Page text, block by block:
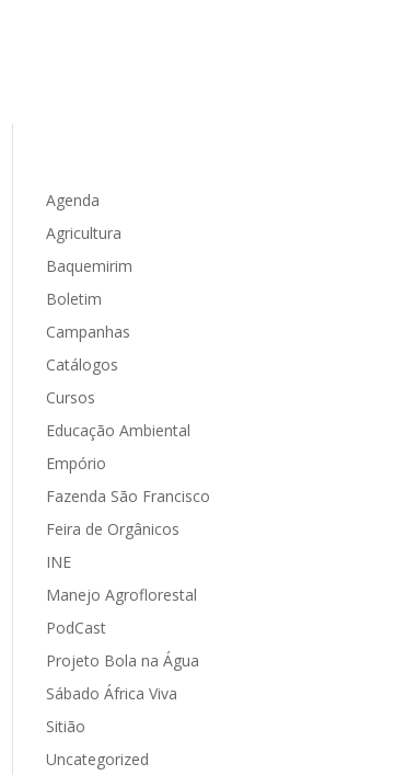
Agenda
Agricultura
Baquemirim
Boletim
Campanhas
Catálogos
Cursos
Educação Ambiental
Empório
Fazenda São Francisco
Feira de Orgânicos
INE
Manejo Agroflorestal
PodCast
Projeto Bola na Água
Sábado África Viva
Sitião
Uncategorized